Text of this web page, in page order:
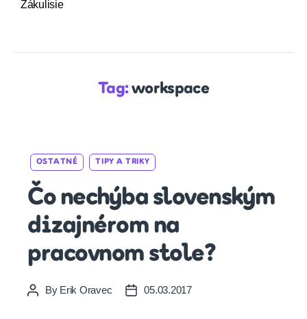
Zákulisie
Tag: workspace
Categories
OSTATNÉ TIPY A TRIKY
Čo nechýba slovenským
dizajnérom na
pracovnom stole?
PostBy Erik Oravec
Post05.03.2017